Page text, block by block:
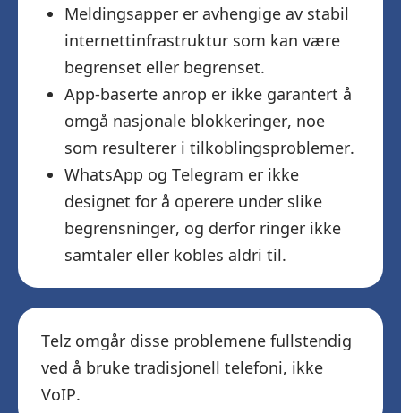
Meldingsapper er avhengige av stabil
internettinfrastruktur som kan være
begrenset eller begrenset.
App-baserte anrop er ikke garantert å
omgå nasjonale blokkeringer, noe
som resulterer i tilkoblingsproblemer.
WhatsApp og Telegram er ikke
designet for å operere under slike
begrensninger, og derfor ringer ikke
samtaler eller kobles aldri til.
Telz omgår disse problemene fullstendig
ved å bruke tradisjonell telefoni, ikke
VoIP.